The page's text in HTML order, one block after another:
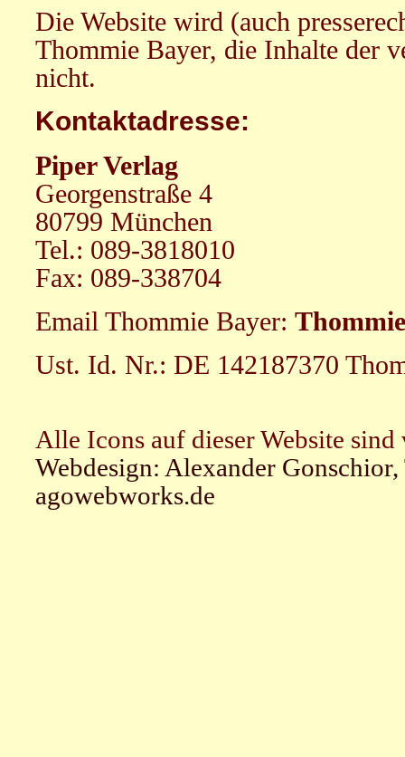
Die Website wird (auch
Thommie Bayer, die Inhalte der
nicht.
Kontaktadresse:
Piper Verlag
Georgenstraße 4
80799 München
Tel.: 089-3818010
Fax: 089-338704
Email Thommie Bayer:
Ust. Id. Nr.: DE 142187370
Alle Icons auf dieser Website
Webdesign: Alexander
agowebworks.de